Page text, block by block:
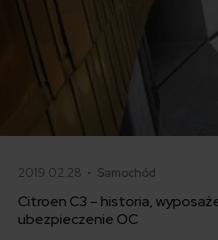
2019.02.28 • Samochód
Citroen C3 – historia,
ubezpieczenie OC